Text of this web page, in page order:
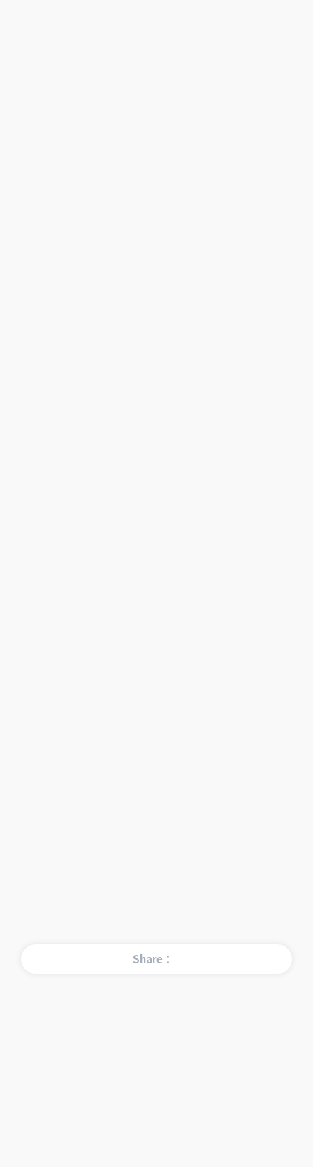
Share：